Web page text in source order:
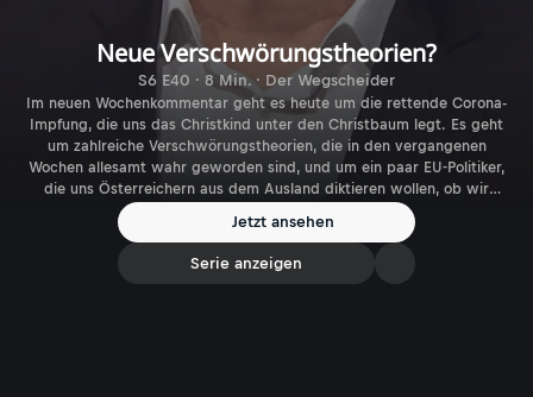
Neue Verschwörungstheorien?
S6 E40 · 8 Min. · Der Wegscheider
Im neuen Wochenkommentar geht es heute um die rettende Corona-
Impfung, die uns das Christkind unter den Christbaum legt. Es geht
um zahlreiche Verschwörungstheorien, die in den vergangenen
Wochen allesamt wahr geworden sind, und um ein paar EU-Politiker,
die uns Österreichern aus dem Ausland diktieren wollen, ob wir
Jetzt ansehen
Serie anzeigen